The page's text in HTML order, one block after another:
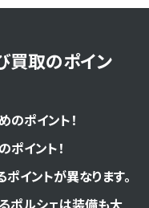
買取のポイン
のポイント！
イント！
イントが異なります。
ポルシェは装備も大